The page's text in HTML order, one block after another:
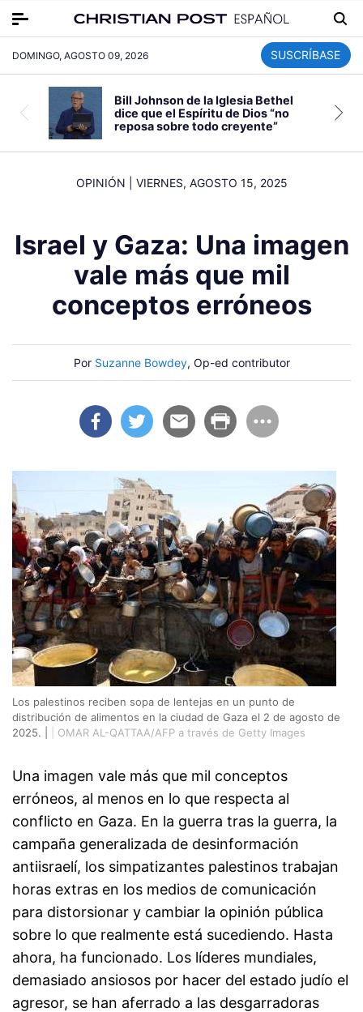
DOMINGO, AGOSTO 09, 2026 SUSCRÍBASE
Bill Johnson de la Iglesia Bethel
dice que el Espíritu de Dios “no
reposa sobre todo creyente”
OPINIÓN VIERNES, AGOSTO 15, 2025
Israel y Gaza: Una imagen
vale más que mil
conceptos erróneos
Por Suzanne Bowdey, Op-ed contributor
Los palestinos reciben sopa de lentejas en un punto de
distribución de alimentos en la ciudad de Gaza el 2 de agosto de
2025. |
OMAR AL-QATTAA/AFP a través de Getty Images
Una imagen vale más que mil conceptos
erróneos, al menos en lo que respecta al
conflicto en Gaza. En la guerra tras la guerra, la
campaña generalizada de desinformación
antiisraelí, los simpatizantes palestinos trabajan
horas extras en los medios de comunicación
para distorsionar y cambiar la opinión pública
sobre lo que realmente está sucediendo. Hasta
ahora, ha funcionado. Los líderes mundiales,
demasiado ansiosos por hacer del estado judío el
agresor, se han aferrado a las desgarradoras